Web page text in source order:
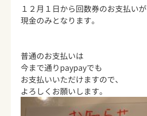
１２月１日から回数券のお支払いが
現金のみとなります。
普通のお支払いは
今まで通りpaypayでも
お支払いいただけますので、
よろしくお願いします。